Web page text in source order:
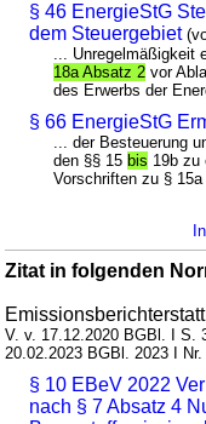
§ 46 EnergieStG
dem Steuergebiet
... Unregelmäßigkeit
18a Absatz 2 vor
des Erwerbs der
§ 66 EnergieStG
... der Besteuerung
den §§ 15 bis 19b zu
Vorschriften zu §
Zitat in folgenden
V. v. 17.12.2020 BGBl. I S.
20.02.2023 BGBl. 2023 I Nr.
§ 10 EBeV 2022
nach § 7 Absatz 4